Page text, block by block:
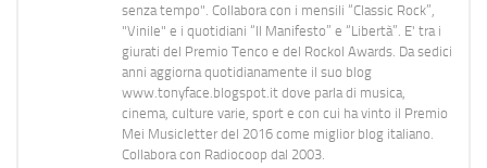
senza tempo". Collabora con i mensili “Classic Rock”,
"Vinile" e i quotidiani “Il Manifesto” e “Libertà”. E' tra i
giurati del Premio Tenco e del Rockol Awards. Da sedici
anni aggiorna quotidianamente il suo blog
www.tonyface.blogspot.it dove parla di musica,
cinema, culture varie, sport e con cui ha vinto il Premio
Mei Musicletter del 2016 come miglior blog italiano.
Collabora con Radiocoop dal 2003.